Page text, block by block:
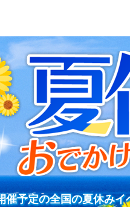
催予定の全国の夏休み